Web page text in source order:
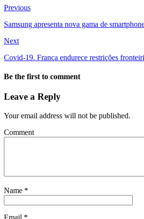
Previous
Samsung apresenta nova gama de
Next
Covid-19. França endurece restrições
Be the first to comment
Leave a Reply
Your email address will not be published.
Comment
Name *
Email *